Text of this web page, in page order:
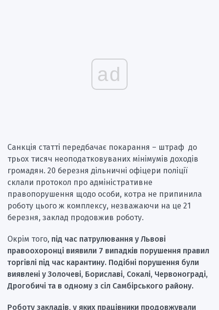
ad
Санкція статті передбачає покарання – штраф до
трьох тисяч неоподатковуваних мінімумів доходів
громадян. 20 березня дільничні офіцери поліції
склали протокол про адміністративне
правопорушення щодо особи, котра не припинила
роботу цього ж комплексу, незважаючи на це 21
березня, заклад продовжив роботу.
Окрім того, під час патрулювання у Львові
правоохоронці виявили 7 випадків порушення правил
торгівлі під час карантину. Подібні порушення були
виявлені у Золочеві, Бориславі, Сокалі, Червонограді,
Дрогобичі та в одному з сіл Самбірського району.
Роботу закладів, у яких працівники продовжували